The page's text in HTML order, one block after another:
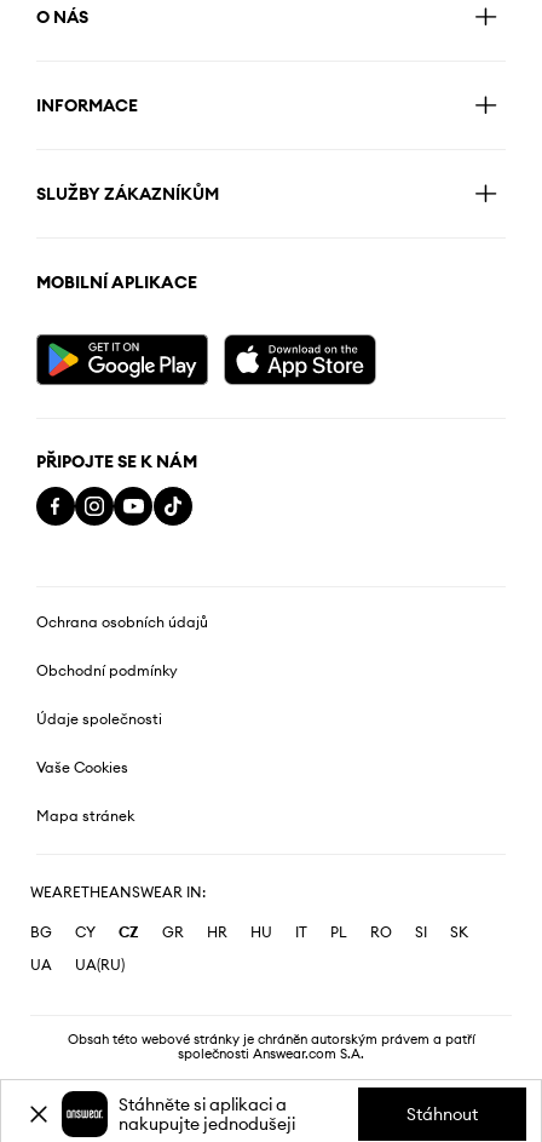
O NÁS
INFORMACE
SLUŽBY ZÁKAZNÍKŮM
MOBILNÍ APLIKACE
PŘIPOJTE SE K NÁM
Ochrana osobních údajů
Obchodní podmínky
Údaje společnosti
Vaše Cookies
Mapa stránek
WEARETHEANSWEAR IN:
BG CY CZ GR HR HU IT PL RO SI
SK
UA
UA(RU)
Obsah této webové stránky je chráněn autorským právem a patří
společnosti Answear.com S.A.
Stáhněte si aplikaci a
nakupujte jednodušeji
Stáhnout